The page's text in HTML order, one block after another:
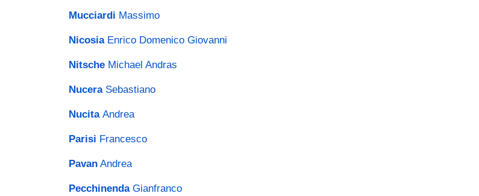
Mucciardi Massimo
Nicosia Enrico Domenico Giovanni
Nitsche Michael Andras
NuceraSebastiano
Nucita Andrea
Parisi Francesco
Pavan Andrea
Pecchinenda Gianfranco